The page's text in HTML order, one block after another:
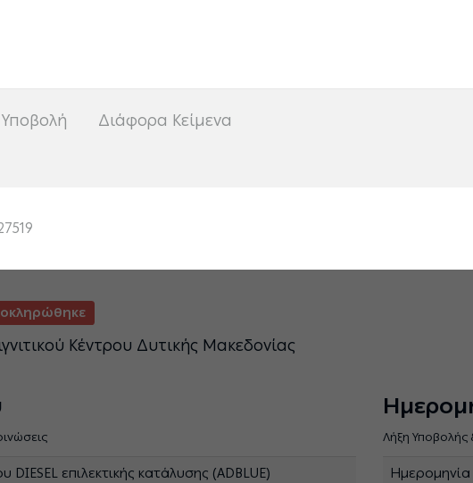
Υποβολή Διάφορα Κείμενα
Κέντρου Δυτικής Μακεδονίας
Λήξη
επιλεκτικής κατάλυσης (ADBLUE)